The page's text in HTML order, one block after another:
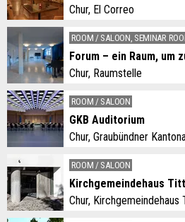
Chur, El Correo
ROOM / SALOON, SEMINAR
Chur, Raumstelle
ROOM / SALOON
GKB Auditorium
Chur, Graubündner
ROOM / SALOON
Kirchgemeindehaus
Chur, Kirchgemeindehaus